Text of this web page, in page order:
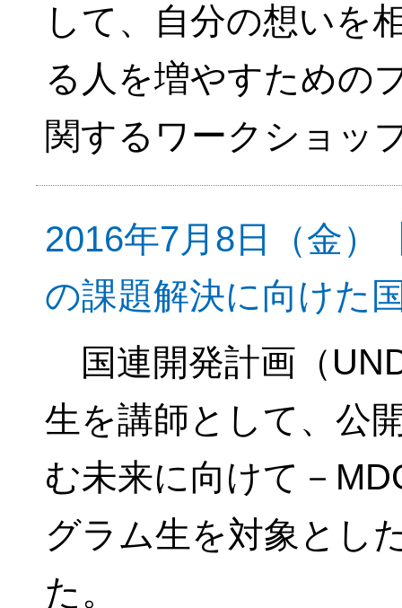
して、自分の想いを
る人を増やすための
関するワークショッ
2016年7月8日（金）
の課題解決に向けた
国連開発計画（
生を講師として、公
む未来に向けて－
グラム生を対象とし
た。